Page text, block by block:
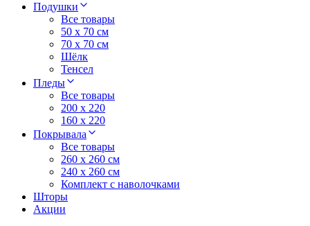
Подушки
Все товары
50 x 70 см
70 x 70 см
Шёлк
Тенсел
Пледы
Все товары
200 х 220
160 х 220
Покрывала
Все товары
260 x 260 см
240 х 260 см
Комплект с наволочками
Шторы
Акции